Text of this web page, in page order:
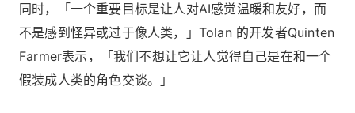
同时，「一个重要目标是让人对AI感觉温暖和友好，而
不是感到怪异或过于像人类，」Tolan 的开发者Quinten
Farmer表示，「我们不想让它让人觉得自己是在和一个
假装成人类的角色交谈。」